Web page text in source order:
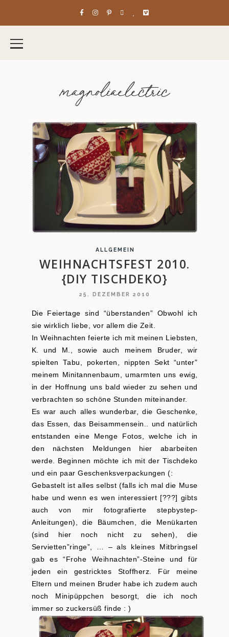
magnoliaelectric
ALLGEMEIN
WEIHNACHTSFEST 2010.
{DIY TISCHDEKO}
25. DEZEMBER 2010
Die Feiertage sind “überstanden” Obwohl ich
sie wirklich liebe, vor allem die Zeit.
In Weihnachten feierte ich mit meinen Liebsten,
K. und M., sowie auch meinem Bruder, wir
spielten Tabu, pokerten, nippten Sekt “unter”
meinem Minitannenbaum, umarmten uns ewig,
in der Hoffnung uns bald wieder zu sehen und
verbrachten so schöne Stunden miteinander.
Es war auch alles wunderbar, die Geschenke,
das Essen, das Beisammensein.. und natürlich
entstanden eine Menge Fotos, welche ich in
den nächsten Meldungen hier abarbeiten
werde. Beginnen möchte ich mit der Tischdeko
und ein paar Geschenksverpackungen (:
Gebastelt ist alles selbst (falls ich mal die Muse
habe und wenn es wen interessiert [???] gibts
auch von mir fotografierte stepbystep-
Anleitungen), die Bäumchen, die Menükarten
(sind hier noch nicht zu sehen), die
Servietten”ringe”, … – als kleines Mitbringsel
gab es “Frohe Weihnachten”-Steine und für
jeden ein gestricktes Stoffherz. Für meine
Eltern und meinen Bruder habe ich zudem auch
noch Minipüppchen besorgt, die ich noch
immer so zuckersüß finde : )